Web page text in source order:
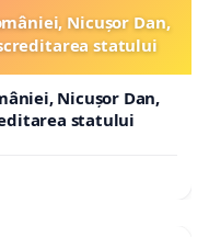
Nicușor Dan,
statului
Nicușor Dan,
statului